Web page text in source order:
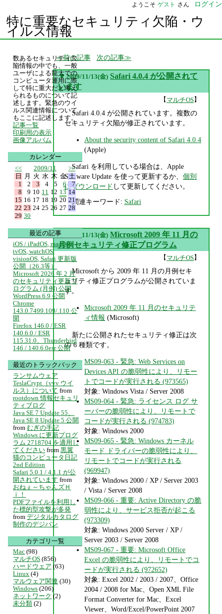
ようこそ ゲスト さん ログイン
特に重要なセキュリティ欠陥・ウ
イルス情報
前の記事 次の記事
▼ 2009/11/13(金) Safari 4.0.4 が公開されて
います
【マルチOS】
Safari 4.0.4 が公開されています。複数の
セキュリティ欠陥が修正されています。
About the security content of Safari 4.0.4
(Apple)
Safari を利用している場合は、Apple
Software Update を使って更新するか、個別
にダウンロード して更新してください。
関連キーワード: Safari
▼ 2009/11/13(金) Microsoft 2009 年 11 月の
月例セキュリティ修正プログラム
【 マルチOS】
Microsoft から 2009 年 11 月の月例セキ
ュリティ修正プログラムが公開されていま
す。
Microsoft 2009 年 11 月のセキュリテ
ィ情報 (Microsoft)
新たに公開されたセキュリティ修正は次
の 6 種類です。
MS09-063 - 緊急: Web Services on
Devices API の脆弱性により、リモー
トでコードが実行される (973565)
対象: Windows Vista / Server 2008
MS09-064 - 緊急: ライセンス ログ サ
ーバーの脆弱性により、リモートで
コードが実行される (974783)
対象: Windows 2000
MS09-065 - 緊急: Windows カーネル
モード ドライバーの脆弱性により、
リモートでコードが実行される
(969947)
対象: Windows 2000 / XP / Server 2003
/ Vista / Server 2008
MS09-066 - 重要: Active Directory の脆
弱性により、サービス拒否が起こる
(973309)
対象: Windows 2000 Server / XP /
Server 2003 / Server 2008
MS09-067 - 重要: Microsoft Office
Excel の脆弱性により、リモートでコ
ードが実行される (972652)
対象: Excel 2002 / 2003 / 2007、Office
2004 / 2008 for Mac、Open XML File
Format Converter for Mac、Excel
Viewer、Word/Excel/PowerPoint 2007
数あるセキュリティ欠
陥情報の中でも、一般
ユーザによる龍大での
コンピュータ運用に際
して特に重大だと考え
られるものについて記
述します。緊急のウイ
ルス関連情報について
もここに記述します。
記事一覧
印刷用の表示
画像アルバム
カレンダー
<<
2009/11
>>
日
月 火 水 木 金 土
1
2 3 4 5 6
7
8
9 10 11 12 13 14
15 16 17 18 19 20 21
22 23 24 25 26 27 28
29 30
最近の記事
iOS / iPadOS, macOS,
tvOS, watchOS,
visionOS, Safari 更新版
公開（26.3等）
Microsoft 2026 年 2 月
のセキュリティ更新プ
ログラム (月例) 公開
WordPress 6.9 公開
Chrome
143.0.7499.109/.110 公
開
Firefox 146.0 / ESR
140.6.0 / ESR
115.31.0、Thunderbird
146 / 140.6.0esr 公開
最近のトラックバック
ランサムウェア
TeslaCrypt（vvv ウイ
ルス）について from
rootdown 情報セキュリ
ティブログ
Java SE 7 Update 55、
Java SE 8 Update 5 公開
from むぎの手記
Windows に更新プログ
ラム 2718704 を適用し
てください from 黒翼
猫のコンピュータ日記
2nd Edition
Safari 5.0.1 / 4.1.1 が公
開されています from
おねぇ～ちゃんズＨ
ｉ！
PDFファイルを利用し
た標的型攻撃が多発
from デジタルカタログ
制作のデジパン
カテゴリ一覧
Mac (98)
マルチOS (856)
ハードウェア (63)
Linux (4)
マルウェア関連 (30)
Windows (206)
ネットワーク (2)
未分類 (2)